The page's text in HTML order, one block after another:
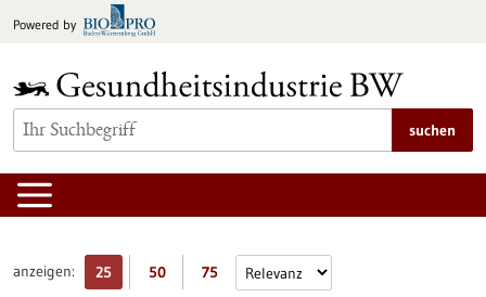
Inhalt
Powered by
suchen
anzeigen: 25 50 75